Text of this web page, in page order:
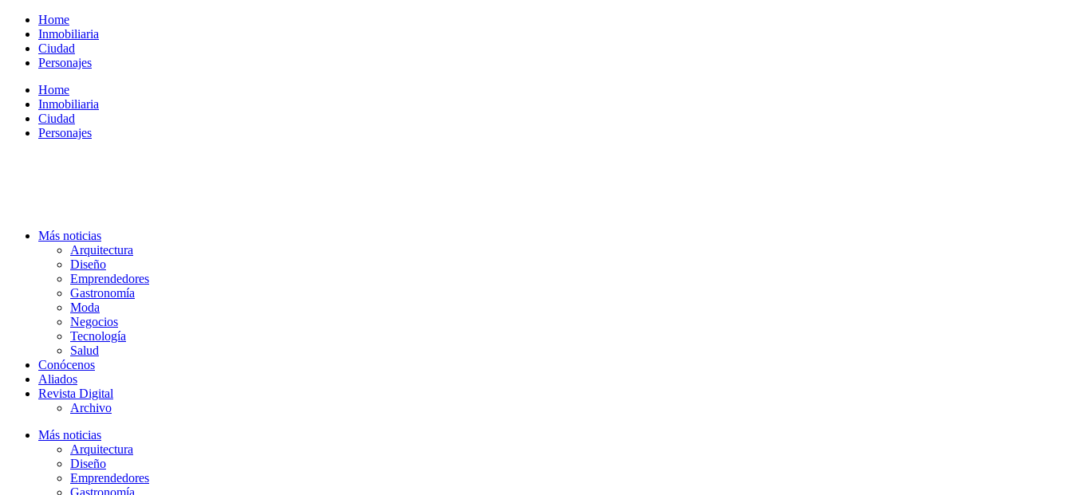
contenido
Home
Inmobiliaria
Ciudad
Personajes
Home
Inmobiliaria
Ciudad
Personajes
Más noticias
Arquitectura
Diseño
Emprendedores
Gastronomía
Moda
Negocios
Tecnología
Salud
Conócenos
Aliados
Revista Digital
Archivo
Más noticias
Arquitectura
Diseño
Emprendedores
Gastronomía